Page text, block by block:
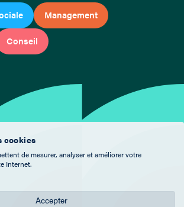
Management
Conseil
cookies
de mesurer, analyser et améliorer votre
Internet.
Accepter